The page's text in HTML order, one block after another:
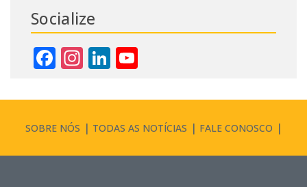
Socialize
Facebook
Instagram
LinkedIn
SOBRE NÓS TODAS AS NOTÍCIAS FALE CONOSCO